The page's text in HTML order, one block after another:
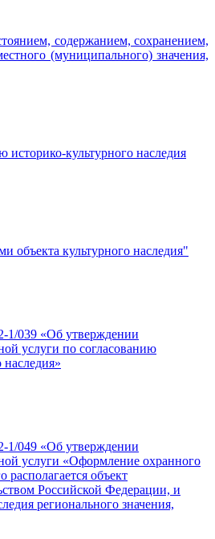
содержанием, сохранением,
(муниципального) значения,
культурного наследия
объекта культурного наследия"
1/039 «Об утверждении
услуги по согласованию
1/049 «Об утверждении
услуги «Оформление охранного
располагается объект
Российской Федерации, и
регионального значения,